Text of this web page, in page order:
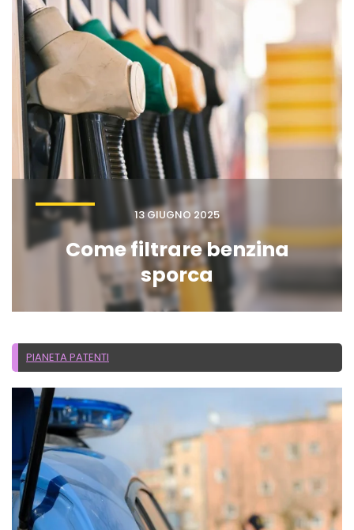
13 GIUGNO 2025
Come filtrare benzina
sporca
PIANETA PATENTI